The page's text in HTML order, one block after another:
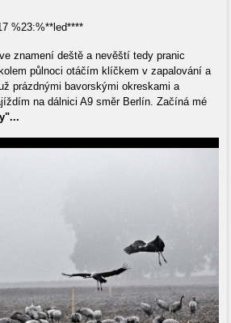
%23:%**led****
znamení deště a nevěští tedy pranic
půlnoci otáčím klíčkem v zapalování a
prázdnými bavorskými okreskami a
na dálnici A9 směr Berlín. Začíná mé